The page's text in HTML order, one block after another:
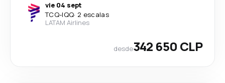
vie 04 sept
TCQ-IQQ· 2 escalas
LATAM Airlines
desde342 650 CLP